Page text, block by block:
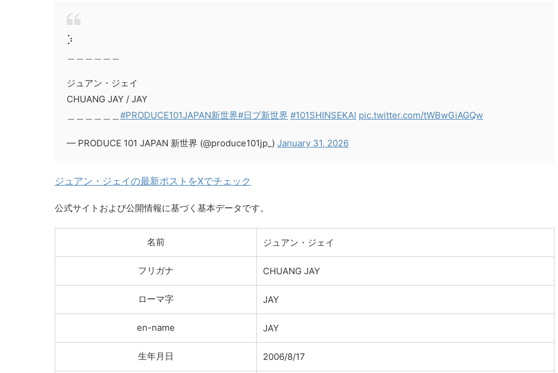
⡱
ジュアン・ジェイ
CHUANG JAY / JAY
#PRODUCE101JAPAN新世界#日プ新世界 #101SHINSEKAI pic.twitter.com/tWBwGiAGQw
— PRODUCE 101 JAPAN 新世界 (@produce101jp_) January 31, 2026
ジュアン・ジェイの最新ポストをXでチェック
公式サイトおよび公開情報に基づく基本データです。
名前 ジュアン・ジェイ
フリガナ CHUANG JAY
ローマ字 JAY
en-name JAY
生年月日 2006/8/17